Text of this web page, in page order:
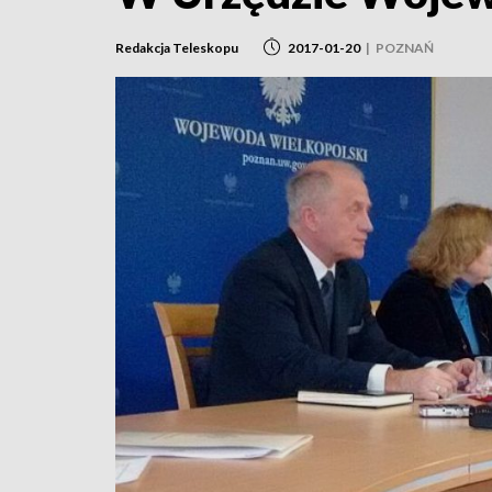
Redakcja Teleskopu 2017-01-20 | POZNAŃ